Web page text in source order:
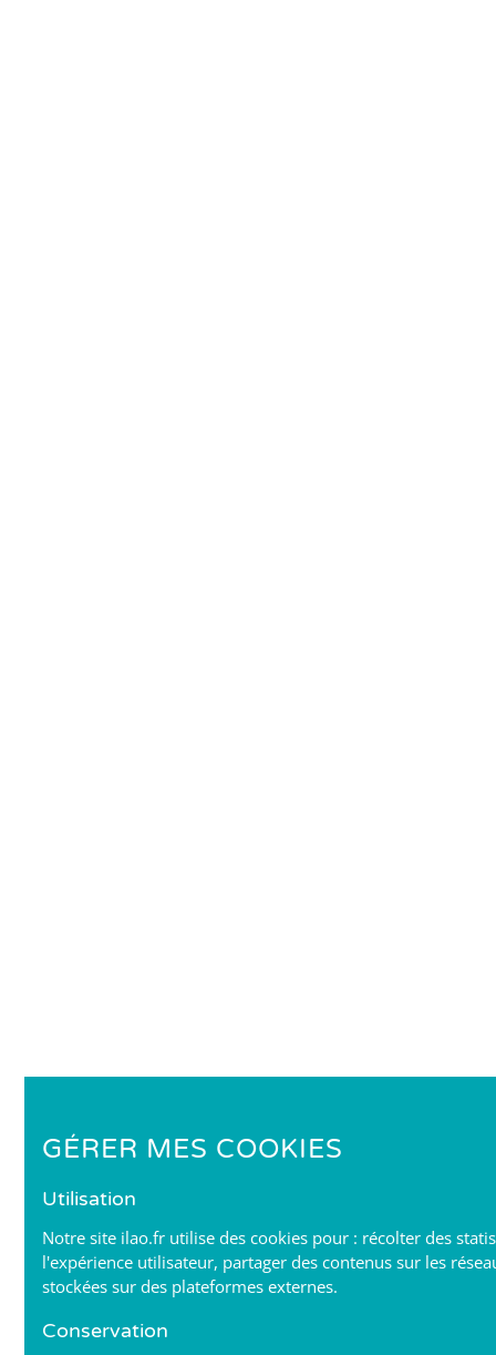
GÉRER MES COOKIES
Utilisation
Notre site ilao.fr utilise des cookies pour : récolter des
l'expérience utilisateur, partager des contenus sur les
stockées sur des plateformes externes.
Conservation